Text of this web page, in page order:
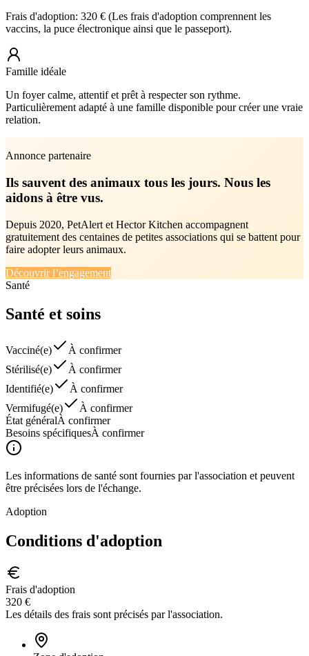
Frais d'adoption: 320 € (Les frais d'adoption comprennent les
vaccins, la puce électronique ainsi que le passeport).
Famille idéale
Un foyer calme, attentif et prêt à respecter son rythme.
Particulièrement adapté à une famille disponible pour créer une vraie
relation.
Annonce partenaire
Ils sauvent des animaux tous les jours. Nous les
aidons à être vus.
Depuis 2020, PetAlert et Hector Kitchen accompagnent
gratuitement des centaines de petites associations qui se battent pour
faire adopter leurs animaux.
Découvrir l’engagement
Santé
Santé et soins
Vacciné(e)
À confirmer
Stérilisé(e)
À confirmer
Identifié(e)
À confirmer
Vermifugé(e)
À confirmer
État généralÀ confirmer
Besoins spécifiquesÀ confirmer
Les informations de santé sont fournies par l'association et peuvent
être précisées lors de l'échange.
Adoption
Conditions d'adoption
Frais d'adoption
320 €
Les détails des frais sont précisés par l'association.